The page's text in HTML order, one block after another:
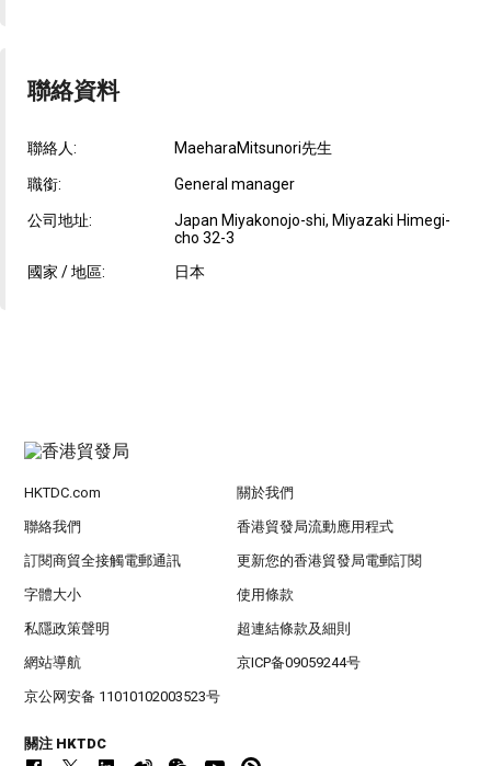
聯絡資料
聯絡人: MaeharaMitsunori先生
職銜: General manager
公司地址:
Japan Miyakonojo-shi, Miyazaki Himegi-
cho 32-3
國家 / 地區:
日本
HKTDC.com 關於我們
聯絡我們 香港貿發局流動應用程式
訂閱商貿全接觸電郵通訊 更新您的香港貿發局電郵訂閱
字體大小 使用條款
私隱政策聲明 超連結條款及細則
網站導航 京ICP备09059244号
京公网安备 11010102003523号
關注 HKTDC